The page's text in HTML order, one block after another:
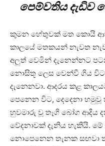
පෙම්වතිය දැඩිව
කුමන හේතුවක් මත කොයි
කාලයේ මතකයන් නැවත
අලුත් වෙමින් දැනෙන්නට
නොසිතූ ලෙස වෙන්වී ගිය විට
දැනෙනවා. ආදරය කළ
පෙනෙන විට, දෙදෙනා හමුවූ
හුවමාරු වූ තෑගි බෝග ආදිය
වේදනාවක් දැනිය හැකියි. මේ
නොපෙනෙන තැනක සඟවා